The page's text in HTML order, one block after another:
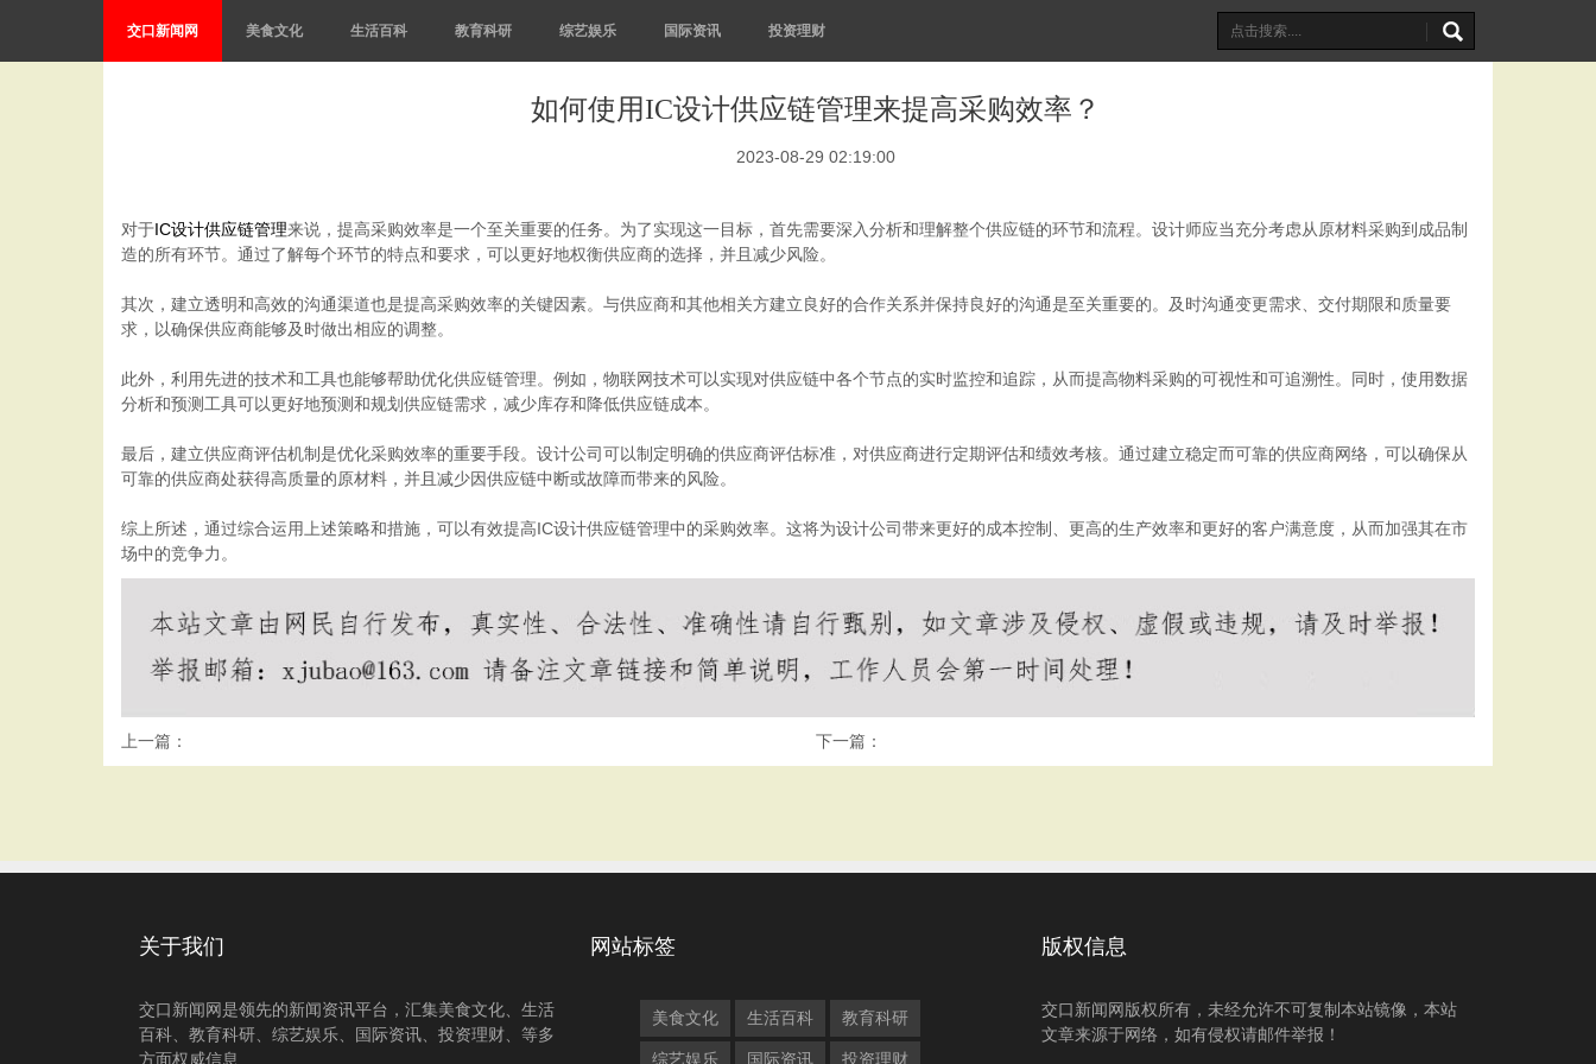
交口新闻网 美食文化 生活百科 教育科研 综艺娱乐 国际资讯 投资理财
如何使用IC设计供应链管理来提高采购效率？
2023-08-29 02:19:00
对于IC设计供应链管理来说，提高采购效率是一个至关重要的任务。为了实现这一目标，首先需要深入分析和理解整个供应链的环节和流程。设计师应当充分考虑从原材料采购到成品制
造的所有环节。通过了解每个环节的特点和要求，可以更好地权衡供应商的选择，并且减少风险。
其次，建立透明和高效的沟通渠道也是提高采购效率的关键因素。与供应商和其他相关方建立良好的合作关系并保持良好的沟通是至关重要的。及时沟通变更需求、交付期限和质量要
求，以确保供应商能够及时做出相应的调整。
此外，利用先进的技术和工具也能够帮助优化供应链管理。例如，物联网技术可以实现对供应链中各个节点的实时监控和追踪，从而提高物料采购的可视性和可追溯性。同时，使用数据
分析和预测工具可以更好地预测和规划供应链需求，减少库存和降低供应链成本。
最后，建立供应商评估机制是优化采购效率的重要手段。设计公司可以制定明确的供应商评估标准，对供应商进行定期评估和绩效考核。通过建立稳定而可靠的供应商网络，可以确保从
可靠的供应商处获得高质量的原材料，并且减少因供应链中断或故障而带来的风险。
综上所述，通过综合运用上述策略和措施，可以有效提高IC设计供应链管理中的采购效率。这将为设计公司带来更好的成本控制、更高的生产效率和更好的客户满意度，从而加强其在市
场中的竞争力。
上一篇： 下一篇：
关于我们
交口新闻网是领先的新闻资讯平台，汇集美食文化、生活
百科、教育科研、综艺娱乐、国际资讯、投资理财、等多
方面权威信息
网站标签
美食文化 生活百科 教育科研
综艺娱乐 国际资讯 投资理财
版权信息
交口新闻网版权所有，未经允许不可复制本站镜像，本站
文章来源于网络，如有侵权请邮件举报！